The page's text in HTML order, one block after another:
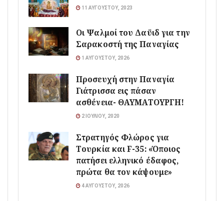
11 ΑΥΓΟΎΣΤΟΥ, 2023
Οι Ψαλμοί του Δαϋιδ για την
Σαρακοστή της Παναγίας
1 ΑΥΓΟΎΣΤΟΥ, 2026
Προσευχή στην Παναγία
Γιάτρισσα εις πάσαν
ασθένεια- ΘΑΥΜΑΤΟΥΡΓΗ!
2 ΙΟΥΛΊΟΥ, 2020
Στρατηγός Φλώρος για
Τουρκία και F-35: «Όποιος
πατήσει ελληνικό έδαφος,
πρώτα θα τον κάψουμε»
4 ΑΥΓΟΎΣΤΟΥ, 2026